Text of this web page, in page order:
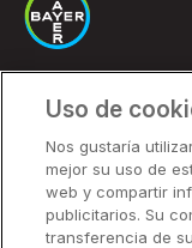
Soluciones
Precios
Socios
Uso de
Nos gustaría
mejor su uso de
web y compartir
publicitarios. Su
transferencia de